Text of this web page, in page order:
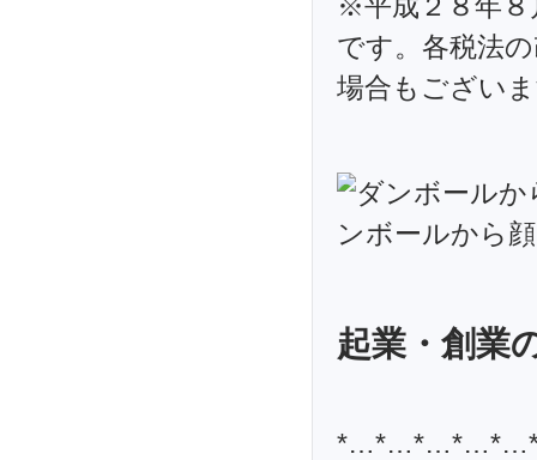
です。各税法
場合もござい
起業・創業